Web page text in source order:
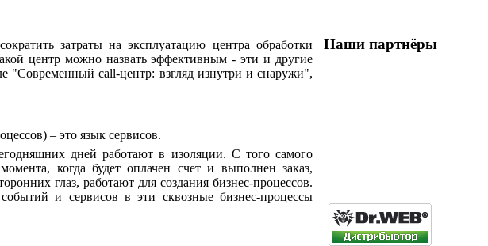
затраты на эксплуатацию центра обработки
центр можно назвать эффективным - эти и другие
"Современный call-центр: взгляд изнутри и снаружи",
– это язык сервисов.
дней работают в изоляции. С того самого
когда будет оплачен счет и выполнен заказ,
глаз, работают для создания бизнес-процессов.
и сервисов в эти сквозные бизнес-процессы
Наши партнёры